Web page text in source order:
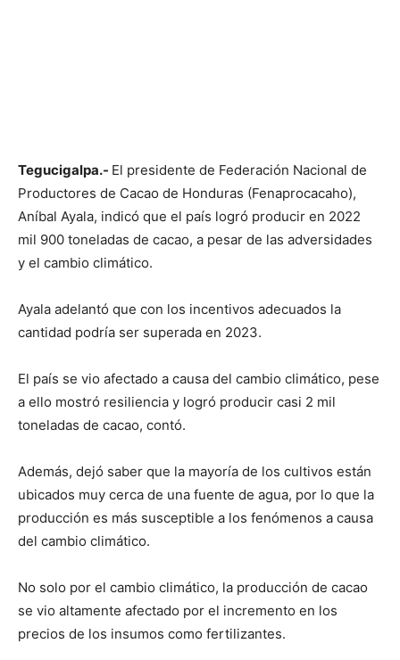
Tegucigalpa.- El presidente de Federación Nacional de
Productores de Cacao de Honduras (Fenaprocacaho),
Aníbal Ayala, indicó que el país logró producir en 2022
mil 900 toneladas de cacao, a pesar de las adversidades
y el cambio climático.
Ayala adelantó que con los incentivos adecuados la
cantidad podría ser superada en 2023.
El país se vio afectado a causa del cambio climático, pese
a ello mostró resiliencia y logró producir casi 2 mil
toneladas de cacao, contó.
Además, dejó saber que la mayoría de los cultivos están
ubicados muy cerca de una fuente de agua, por lo que la
producción es más susceptible a los fenómenos a causa
del cambio climático.
No solo por el cambio climático, la producción de cacao
se vio altamente afectado por el incremento en los
precios de los insumos como fertilizantes.